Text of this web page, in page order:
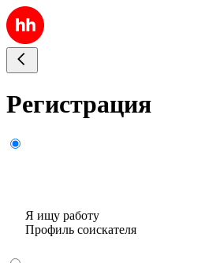
Регистрация
Я ищу работу
Профиль соискателя